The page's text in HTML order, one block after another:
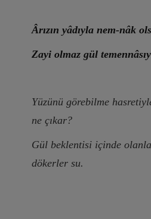
Ârızın yâdıyla nem-nâk
Zayi olmaz gül
Yüzünü görebilme
ne çıkar?
Gül beklentisi içinde
dökerler su.